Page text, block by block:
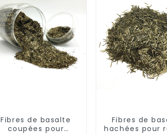
Fibres de basalte
coupées pour
Fibres de
hachées pour